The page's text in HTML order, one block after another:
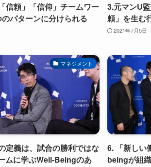
信頼」「信仰」チームワー
パターンに分けられる
3.元マンU
頼」を生む
2021年7月5日
マネジメント
定義は、試合の勝利ではな
ムに学ぶWell-Beingのあ
6. 「新しい
beingが組